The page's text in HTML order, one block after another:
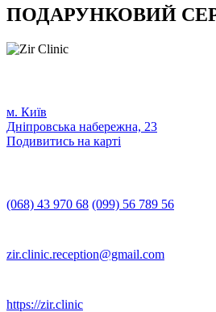
ПОДАРУНКОВИЙ
м. Київ
Дніпровська набережна, 23
Подивитись на карті
(068) 43 970 68 (099) 56 789 56
zir.clinic.reception@gmail.com
https://zir.clinic